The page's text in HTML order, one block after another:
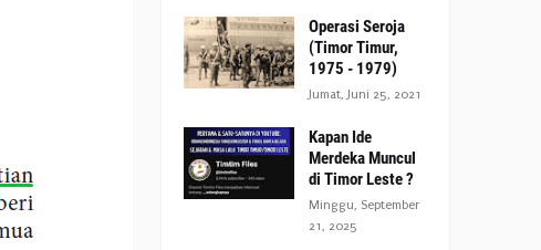
Operasi Seroja
(Timor Timur,
1975 - 1979)
Jumat, Juni 25, 2021
Kapan Ide
Merdeka Muncul
di Timor Leste ?
Minggu, September
21, 2025